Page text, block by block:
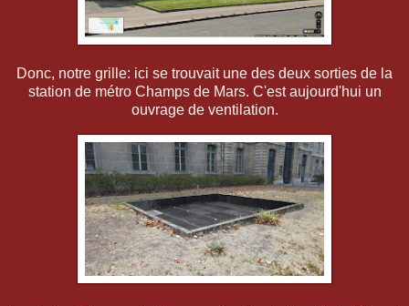
Donc, notre grille: ici se trouvait une des deux sorties de la
station de métro Champs de Mars. C'est aujourd'hui un
ouvrage de ventilation.